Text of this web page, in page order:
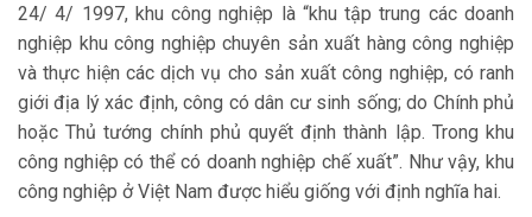
24/ 4/ 1997, khu công nghiệp là “khu tập trung các doanh
nghiệp khu công nghiệp chuyên sản xuất hàng công nghiệp
và thực hiện các dịch vụ cho sản xuất công nghiệp, có ranh
giới địa lý xác định, công có dân cư sinh sống; do Chính phủ
hoặc Thủ tướng chính phủ quyết định thành lập. Trong khu
công nghiệp có thể có doanh nghiệp chế xuất”. Như vậy, khu
công nghiệp ở Việt Nam được hiểu giống với định nghĩa hai.